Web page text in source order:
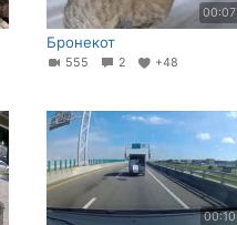
00:07
Бронекот
555 2 +48
00:10